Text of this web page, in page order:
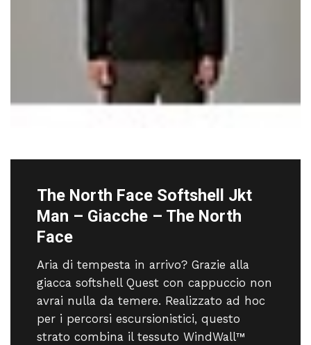
The North Face Softshell Jkt
Man – Giacche – The North
Face
Aria di tempesta in arrivo? Grazie alla
giacca softshell Quest con cappuccio non
avrai nulla da temere. Realizzato ad hoc
per i percorsi escursionistici, questo
strato combina il tessuto WindWall™